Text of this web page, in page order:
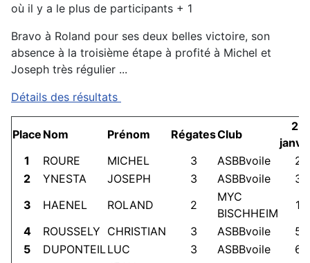
où il y a le plus de participants + 1
Bravo à Roland pour ses deux belles victoire, son
absence à la troisième étape à profité à Michel et
Joseph très régulier ...
Détails des résultats
Place Nom Prénom RégatesClub
25
1
ROURE MICHEL 3 ASBBvoile
2
2
YNESTA JOSEPH 3 ASBBvoile
3
3
HAENEL ROLAND 2
MYC
BISCHHEIM
1
4
ROUSSELY CHRISTIAN 3 ASBBvoile
5
5
DUPONTEIL LUC 3 ASBBvoile
6